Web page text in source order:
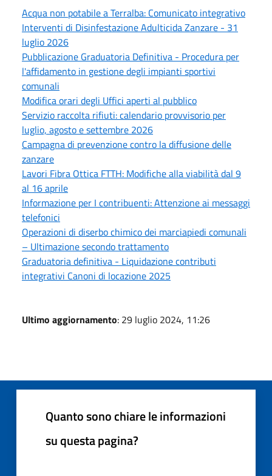
Acqua non potabile a Terralba: Comunicato integrativo
Interventi di Disinfestazione Adulticida Zanzare - 31
luglio 2026
Pubblicazione Graduatoria Definitiva - Procedura per
l'affidamento in gestione degli impianti sportivi
comunali
Modifica orari degli Uffici aperti al pubblico
Servizio raccolta rifiuti: calendario provvisorio per
luglio, agosto e settembre 2026
Campagna di prevenzione contro la diffusione delle
zanzare
Lavori Fibra Ottica FTTH: Modifiche alla viabilità dal 9
al 16 aprile
Informazione per I contribuenti: Attenzione ai messaggi
telefonici
Operazioni di diserbo chimico dei marciapiedi comunali
– Ultimazione secondo trattamento
Graduatoria definitiva - Liquidazione contributi
integrativi Canoni di locazione 2025
Ultimo aggiornamento: 29 luglio 2024, 11:26
Quanto sono chiare le informazioni
su questa pagina?